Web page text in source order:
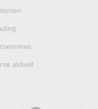
aktuell